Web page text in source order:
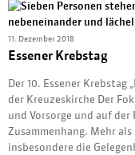
11. Dezember 2018
Essener Krebstag
Der 10. Essener Krebstag
der Kreuzeskirche Der
und Vorsorge und auf der
Zusammenhang. Mehr
insbesondere die